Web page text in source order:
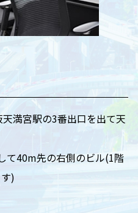
満宮駅の3番出口を出て天
て40m先の右側のビル(1階
)